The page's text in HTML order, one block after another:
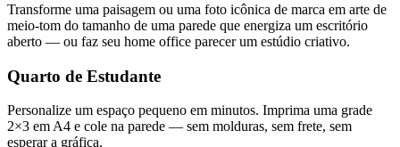
Transforme uma paisagem ou uma foto icônica de marca em arte de
meio-tom do tamanho de uma parede que energiza um escritório
aberto — ou faz seu home office parecer um estúdio criativo.
Quarto de Estudante
Personalize um espaço pequeno em minutos. Imprima uma grade
2×3 em A4 e cole na parede — sem molduras, sem frete, sem
esperar a gráfica.